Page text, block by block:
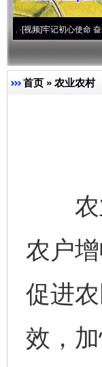
牢记初心使命 奋进复兴征
首页 » 农业农村
农业
农户
促进
效，